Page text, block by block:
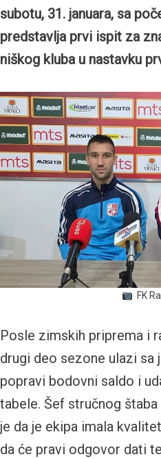
subotu, 31. januara, sa
predstavlja prvi ispit za
niškog kluba u nastavku
FK
Posle zimskih priprema i
drugi deo sezone ulazi sa
popravi bodovni saldo i
tabele. Šef stručnog
je da je ekipa imala
da će pravi odgovor dati